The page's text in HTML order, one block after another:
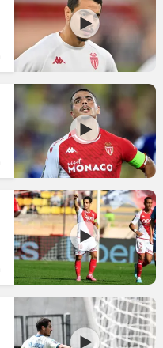
תוצאות
לוח שידורים
ברחבה
"מעל הליגה" –
"מחצית בשכונה" –
משתתפים וזוכים
מכבי תל אביב
הפועל תל אביב
הפועל חיפה
הפועל באר שבע
מכבי נתניה
בני יהודה
ליגה צרפתית
ליגה הולנדית
ליגה סינית
ליגה ברזילאית
ליגות נוספות
הפועל ירושלים
דני אבדיה
כדורעף
שחייה
אגרוף
ספורט אולימפי
UFC
היאבקות WWE
אופניים
ספורט מוטורי